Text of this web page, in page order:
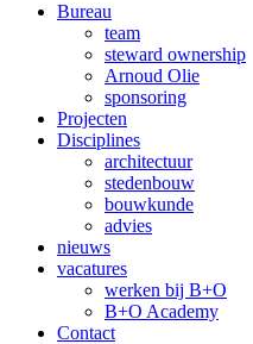
Bureau
team
steward ownership
Arnoud Olie
sponsoring
Projecten
Disciplines
architectuur
stedenbouw
bouwkunde
advies
nieuws
vacatures
werken bij B+O
B+O Academy
Contact